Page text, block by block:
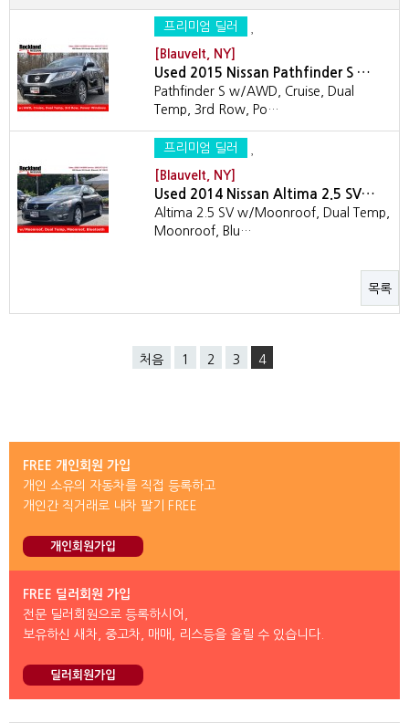
프리미엄 딜러
[Blauvelt, NY]
Used 2015 Nissan Pathfinder S …
Pathfinder S w/AWD, Cruise, Dual
Temp, 3rd Row, Po…
프리미엄 딜러
[Blauvelt, NY]
Used 2014 Nissan Altima 2.5 SV…
Altima 2.5 SV w/Moonroof, Dual Temp,
Moonroof, Blu…
목록
처음 1 2 3 4
FREE 개인회원 가입
개인 소유의 자동차를 직접 등록하고
개인간 직거래로 내차 팔기 FREE
개인회원가입
FREE 딜러회원 가입
전문 딜러회원으로 등록하시어,
보유하신 새차, 중고차, 매매, 리스등을 올릴 수 있습니다.
딜러회원가입